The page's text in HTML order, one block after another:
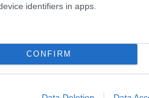
identifiers in apps.
CONFIRM
ψηφοδέλτια γιοκ.